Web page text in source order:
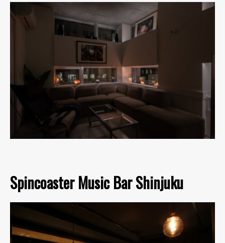
Spincoaster Music Bar Shinjuku